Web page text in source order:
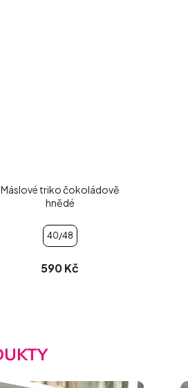
Máslové triko čokoládově
hnědé
40/48
590 Kč